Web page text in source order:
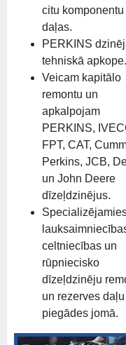
citu komponentu
daļas.
PERKINS
tehniskā apkope.
Veicam kapitālo
remontu un
apkalpojam
PERKINS,
FPT, CAT,
Perkins, JCB,
un John Deere
dīzeļdzinējus.
celtniecības un
rūpniecisko
dīzeļdzinēju
un rezerves daļu
piegādes jomā.